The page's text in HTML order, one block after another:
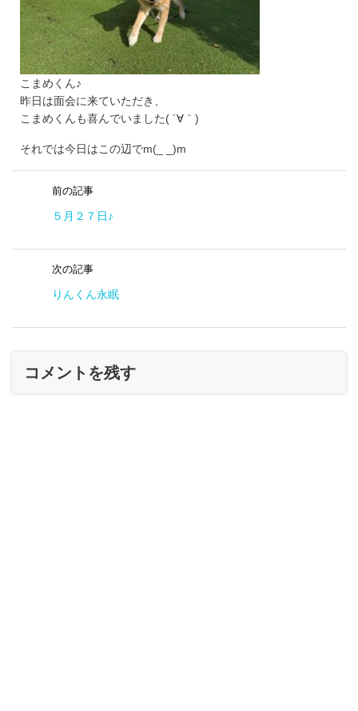
こまめくん♪
昨日は面会に来ていただき、
こまめくんも喜んでいました( ´∀｀)
それでは今日はこの辺でm(_ _)m
前の記事
５月２７日♪
次の記事
りんくん永眠
コメントを残す